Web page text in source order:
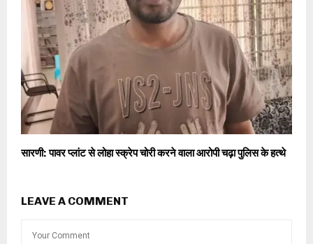
सारणी: पावर प्लांट से लोहा स्क्रेप चोरी करने वाला आरोपी चढ़ा पुलिस के हत्थे
LEAVE A COMMENT